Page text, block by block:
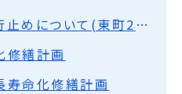
市道路線の一部通行止めについて(東町2丁目)
修繕計画
寿命化修繕計画